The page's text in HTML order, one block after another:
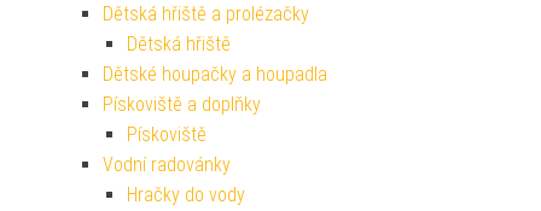
Dětská hřiště a prolézačky
Dětská hřiště
Dětské houpačky a houpadla
Pískoviště a doplňky
Pískoviště
Vodní radovánky
Hračky do vody